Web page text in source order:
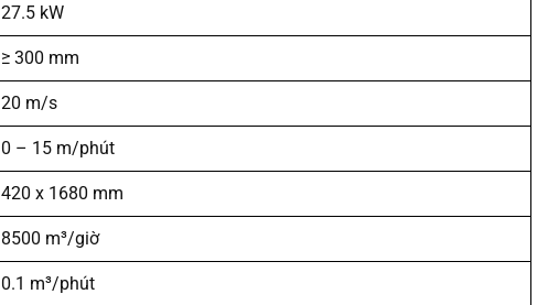
27.5 kW
≥ 300 mm
20 m/s
0 – 15 m/phút
420 x 1680 mm
8500 m³/giờ
0.1 m³/phút